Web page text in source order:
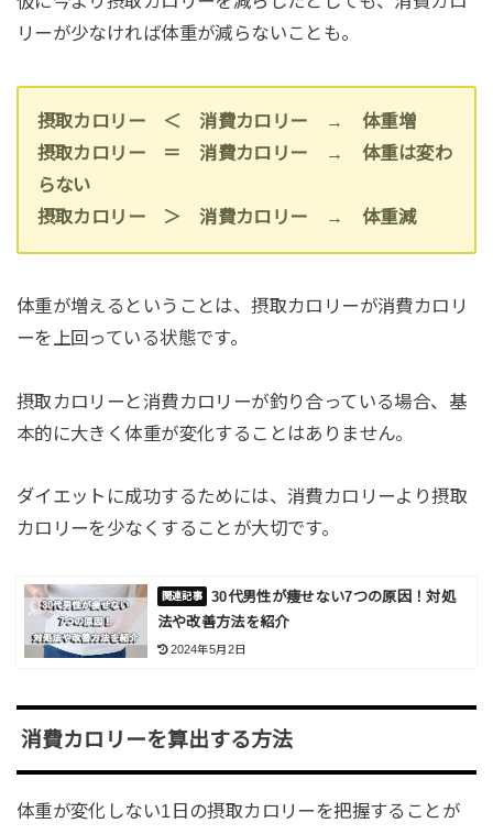
リーが少なければ体重が減らないことも。
摂取カロリー ＜ 消費カロリー → 体重増
摂取カロリー ＝ 消費カロリー → 体重は変わ
らない
摂取カロリー ＞ 消費カロリー → 体重減
体重が増えるということは、摂取カロリーが消費カロリ
ーを上回っている状態です。
摂取カロリーと消費カロリーが釣り合っている場合、基
本的に大きく体重が変化することはありません。
ダイエットに成功するためには、消費カロリーより摂取
カロリーを少なくすることが大切です。
30代男性が痩せない7つの原因！対処
法や改善方法を紹介
2024年5月2日
消費カロリーを算出する方法
体重が変化しない1日の摂取カロリーを把握することが